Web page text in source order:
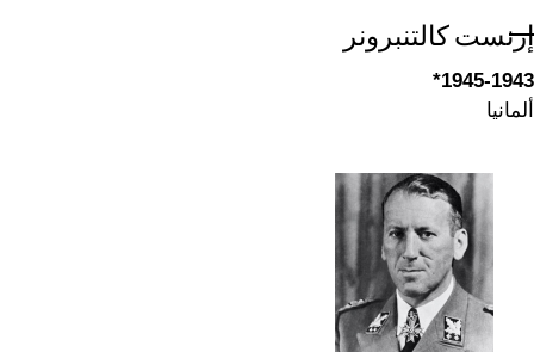
إرنست كالتنبرونر
1945-1943*
ألمانيا